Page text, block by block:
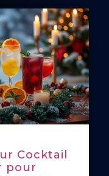
Cocktail
pour